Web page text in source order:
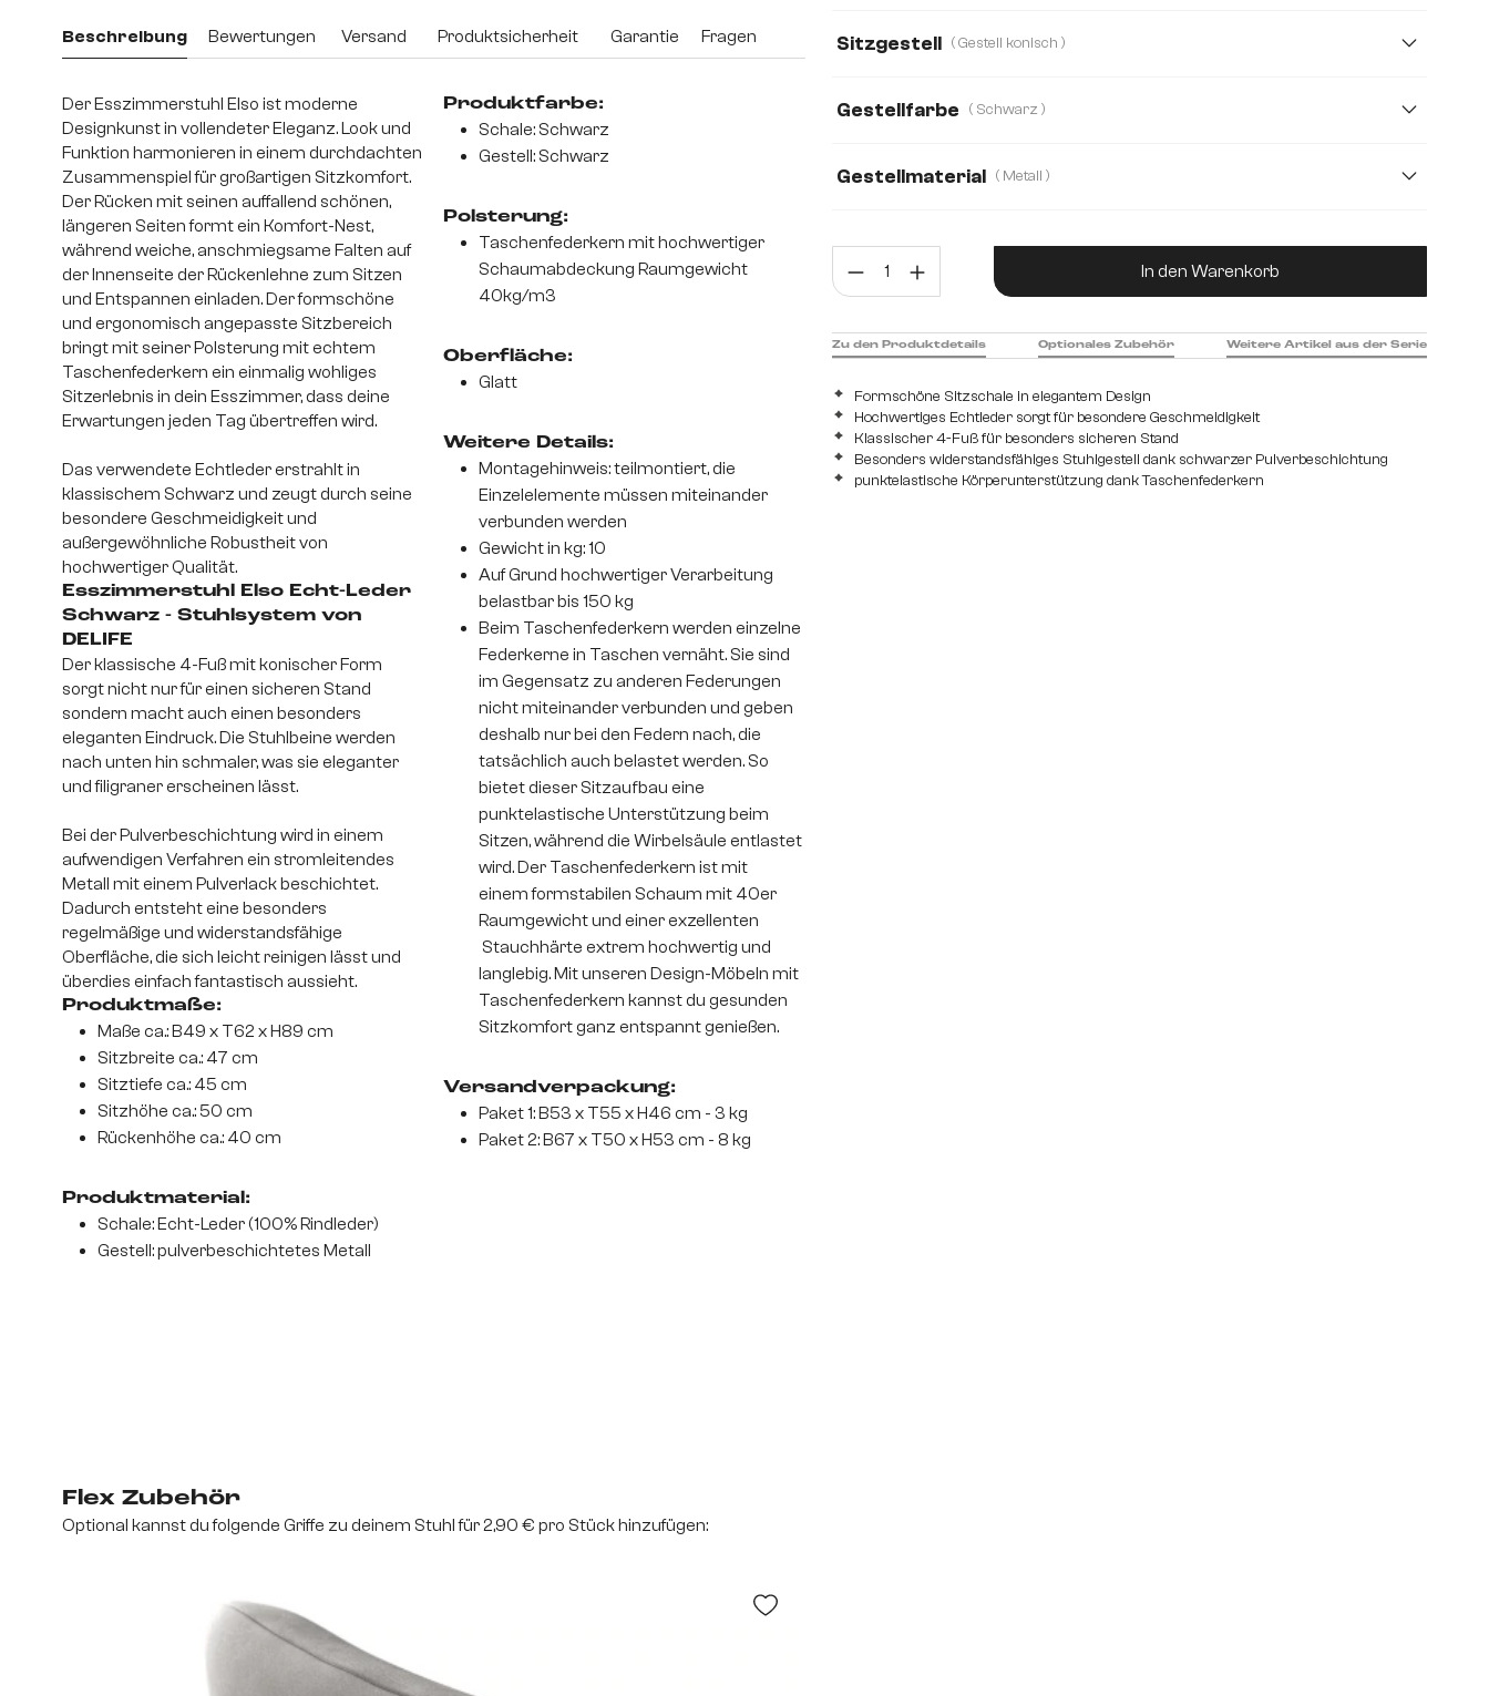
Sitzgestell ( Gestell konisch )
Gestellfarbe ( Schwarz )
Gestellmaterial ( Metall )
Produkt Anzahl: Gib den gewünschten Wert
In den Warenkorb
Formschöne Sitzschale in elegantem Design
Hochwertiges Echtleder sorgt für besondere Geschmeidigkeit
Klassischer 4-Fuß für besonders sicheren Stand
Besonders widerstandsfähiges Stuhlgestell dank schwarzer Pulverbeschichtung
punktelastische Körperunterstützung dank Taschenfederkern
Zu den Produktdetails Optionales Zubehör Weitere Artikel aus der Serie
Beschreibung Bewertungen Versand Produktsicherheit Garantie Fragen
Der Esszimmerstuhl Elso ist moderne
Designkunst in vollendeter Eleganz. Look und
Funktion harmonieren in einem durchdachten
Zusammenspiel für großartigen Sitzkomfort.
Der Rücken mit seinen auffallend schönen,
längeren Seiten formt ein Komfort-Nest,
während weiche, anschmiegsame Falten auf
der Innenseite der Rückenlehne zum Sitzen
und Entspannen einladen. Der formschöne
und ergonomisch angepasste Sitzbereich
bringt mit seiner Polsterung mit echtem
Taschenfederkern ein einmalig wohliges
Sitzerlebnis in dein Esszimmer, dass deine
Erwartungen jeden Tag übertreffen wird.
Das verwendete Echtleder erstrahlt in
klassischem Schwarz und zeugt durch seine
besondere Geschmeidigkeit und
außergewöhnliche Robustheit von
hochwertiger Qualität.
Esszimmerstuhl Elso Echt-Leder
Schwarz - Stuhlsystem von
DELIFE
Der klassische 4-Fuß mit konischer Form
sorgt nicht nur für einen sicheren Stand
sondern macht auch einen besonders
eleganten Eindruck. Die Stuhlbeine werden
nach unten hin schmaler, was sie eleganter
und filigraner erscheinen lässt.
Bei der Pulverbeschichtung wird in einem
aufwendigen Verfahren ein stromleitendes
Metall mit einem Pulverlack beschichtet.
Dadurch entsteht eine besonders
regelmäßige und widerstandsfähige
Oberfläche, die sich leicht reinigen lässt und
überdies einfach fantastisch aussieht.
Produktmaße:
Maße ca.: B49 x T62 x H89 cm
Sitzbreite ca.: 47 cm
Sitztiefe ca.: 45 cm
Sitzhöhe ca.: 50 cm
Rückenhöhe ca.: 40 cm
Produktmaterial:
Schale: Echt-Leder (100% Rindleder)
Gestell: pulverbeschichtetes Metall
Produktfarbe:
Schale: Schwarz
Gestell: Schwarz
Polsterung:
Taschenfederkern mit hochwertiger
Schaumabdeckung Raumgewicht
40kg/m3
Oberfläche:
Glatt
Weitere Details:
Montagehinweis: teilmontiert, die
Einzelelemente müssen miteinander
verbunden werden
Gewicht in kg: 10
Auf Grund hochwertiger Verarbeitung
belastbar bis 150 kg
Beim Taschenfederkern werden einzelne
Federkerne in Taschen vernäht. Sie sind
im Gegensatz zu anderen Federungen
nicht miteinander verbunden und geben
deshalb nur bei den Federn nach, die
tatsächlich auch belastet werden. So
bietet dieser Sitzaufbau eine
punktelastische Unterstützung beim
Sitzen, während die Wirbelsäule entlastet
wird. Der Taschenfederkern ist mit
einem formstabilen Schaum mit 40er
Raumgewicht und einer exzellenten
Stauchhärte extrem hochwertig und
langlebig. Mit unseren Design-Möbeln mit
Taschenfederkern kannst du gesunden
Sitzkomfort ganz entspannt genießen.
Versandverpackung:
Paket 1: B53 x T55 x H46 cm - 3 kg
Paket 2: B67 x T50 x H53 cm - 8 kg
Flex Zubehör
Optional kannst du folgende Griffe zu deinem Stuhl für 2,90 € pro Stück hinzufügen: